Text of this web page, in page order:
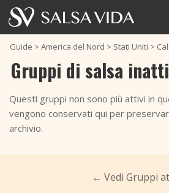
Home
Eventi
Notizie
Articoli
Guide > America del Nord > Stati Uniti >
Gruppi di salsa
Questi gruppi non sono più attivi in
vengono conservati qui per
archivio.
← Vedi Gruppi